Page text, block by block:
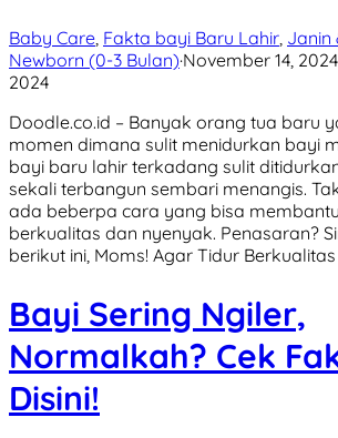
Baby Care Fakta bayi Baru Lahir Janin
Newborn (0-3 Bulan)·November 14, 2024
2024
Doodle.co.id – Banyak orang tua baru
momen dimana sulit menidurkan bayi
bayi baru lahir terkadang sulit
sekali terbangun sembari menangis.
ada beberpa cara yang bisa
berkualitas dan nyenyak. Penasaran?
berikut ini, Moms! Agar Tidur
Bayi Sering Ngiler,
Normalkah? Cek
Disini!